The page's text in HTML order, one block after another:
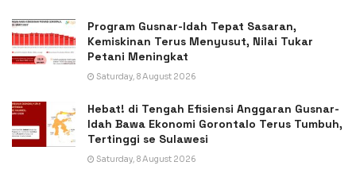
Program Gusnar-Idah Tepat Sasaran,
Kemiskinan Terus Menyusut, Nilai Tukar
Petani Meningkat
Saturday, 8 August 2026
Hebat! di Tengah Efisiensi Anggaran Gusnar-
Idah Bawa Ekonomi Gorontalo Terus Tumbuh,
Tertinggi se Sulawesi
Saturday, 8 August 2026